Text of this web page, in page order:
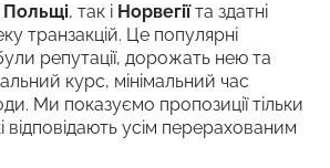
Польщі, так і Норвегіїта здатні
транзакцій. Це популярні
репутації, дорожать нею та
курс, мінімальний час
Ми показуємо пропозиції тільки
відповідають усім перерахованим